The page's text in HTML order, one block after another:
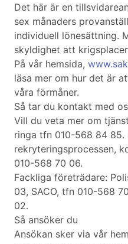
Det här är en
sex månaders
individuell lönesättning.
skyldighet att
På vår hemsida,
läsa mer om hur det är
våra förmåner.
Så tar du kontakt med
Vill du veta mer om
ringa tfn 010-568 84 85.
rekryteringsprocessen,
010-568 70 06.
Fackliga företrädare:
03, SACO, tfn 010-568
02.
Så ansöker du
Ansökan sker via vår